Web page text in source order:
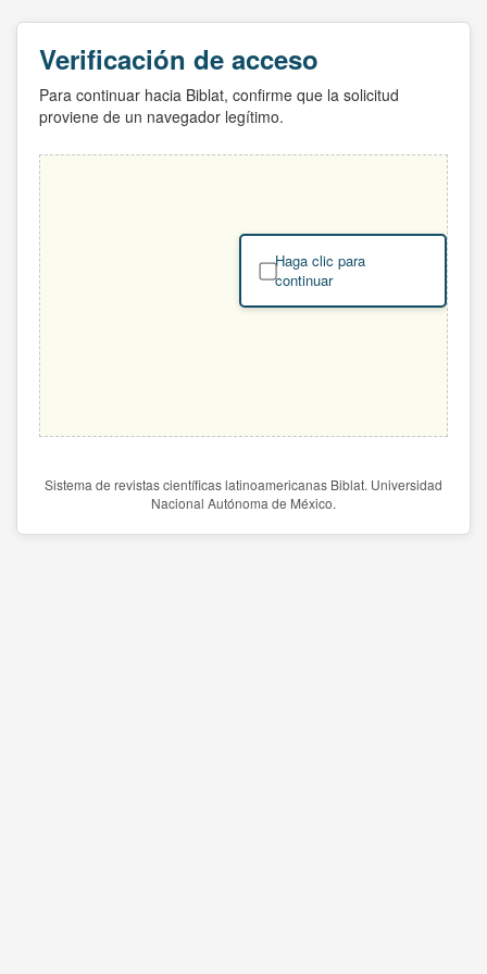
Verificación de acceso
Para continuar hacia Biblat, confirme que la solicitud
proviene de un navegador legítimo.
Haga clic para
continuar
Sistema de revistas científicas latinoamericanas Biblat. Universidad
Nacional Autónoma de México.